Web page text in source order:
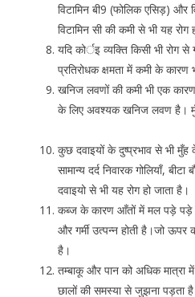
विटामिन बी9 (फोलिक एसिड़) और
विटामिन सी की कमी से भी यह रोग
यदि कोर्इ व्यक्ति किसी भी रोग से
प्रतिरोधक क्षमता में कमी के
खनिज लवणों की कमी भी एक
के लिए अवश्यक खनिज लवण है।
कुछ दवाइयों के दुष्प्रभाव से भी
सामान्य दर्द निवारक गोलियाँ,
दवाइयो से भी यह रोग हो जाता है।
कब्ज के कारण आँतों में मल पड़े पड़े
और गर्मी उत्पन्न होती है।जो
है।
तम्बाकू और पान को अधिक
छालों की समस्या से जुझना पड़ता